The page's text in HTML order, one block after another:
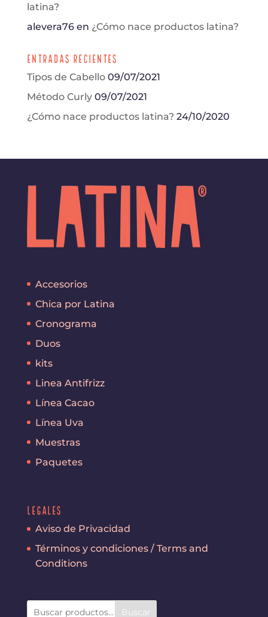
latina?
alevera76en ¿Cómo nace productos latina?
Entradas Recientes
Tipos de Cabello 09/07/2021
Método Curly 09/07/2021
¿Cómo nace productos latina? 24/10/2020
Accesorios
Chica por Latina
Cronograma
Duos
kits
Linea Antifrizz
Línea Cacao
Línea Uva
Muestras
Paquetes
Legales
Aviso de Privacidad
Términos y condiciones / Terms and
Conditions
Buscar